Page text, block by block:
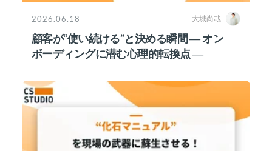
2026.06.18 大城尚哉
顧客が“使い続ける”と決める瞬間 ― オン
ボーディングに潜む心理的転換点 ―